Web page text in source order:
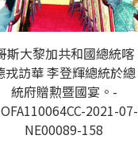
斯大黎加共和國總統喀
戎訪華 李登輝總統於總
統府贈勲暨國宴。-
2021-07-
NE00089-158